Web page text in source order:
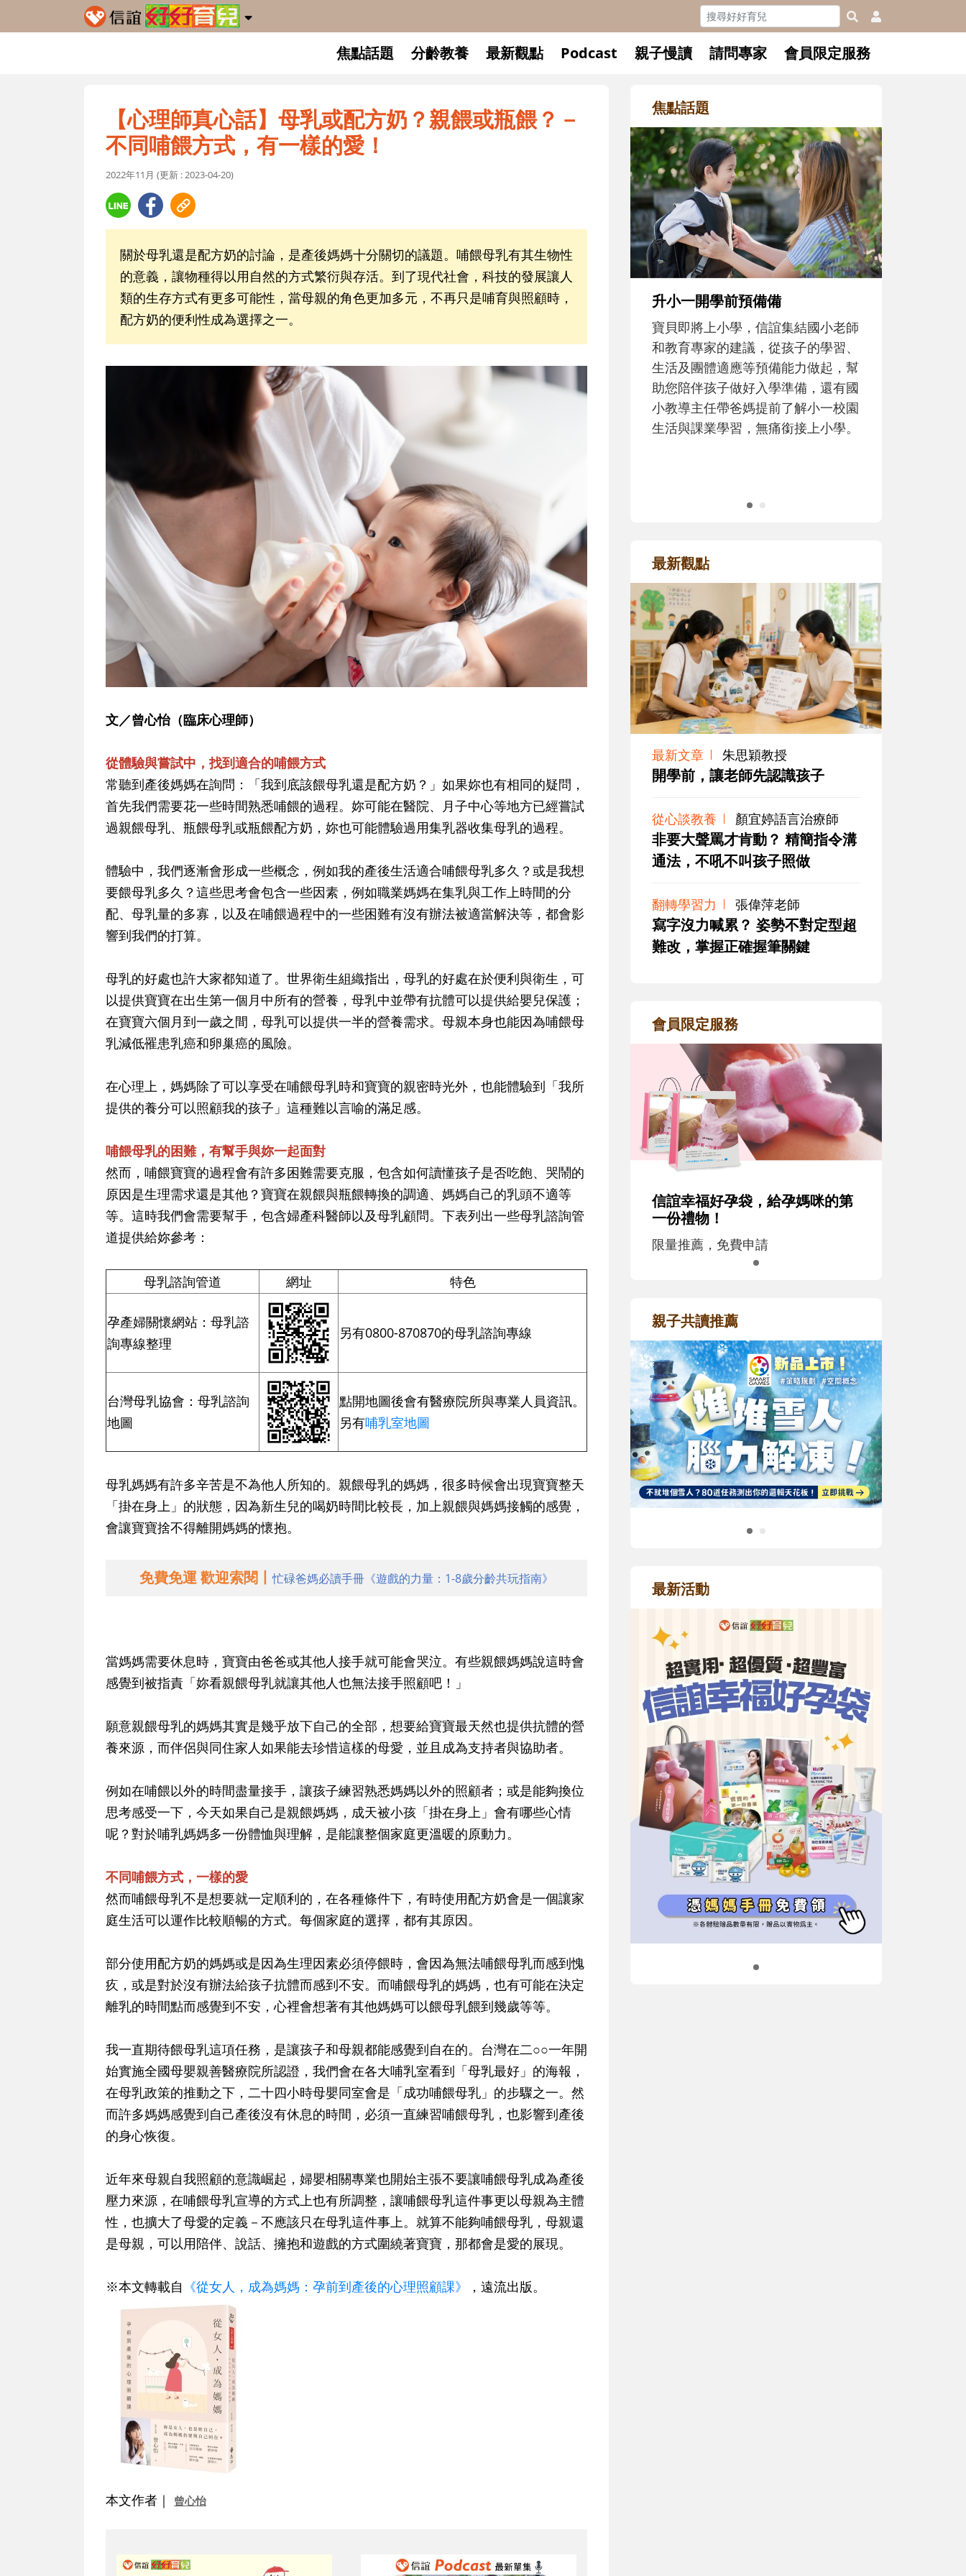
焦點話題 分齡教養 最新觀點 Podcast 親子慢讀 請問專家 會員限定服務
【心理師真心話】母乳或配方奶？親餵或瓶餵？－
不同哺餵方式，有一樣的愛！
2022年11月 (更新 : 2023-04-20)
關於母乳還是配方奶的討論，是產後媽媽十分關切的議題。哺餵母乳有其生物性
的意義，讓物種得以用自然的方式繁衍與存活。到了現代社會，科技的發展讓人
類的生存方式有更多可能性，當母親的角色更加多元，不再只是哺育與照顧時，
配方奶的便利性成為選擇之一。
文／曾心怡（臨床心理師）
從體驗與嘗試中，找到適合的哺餵方式
常聽到產後媽媽在詢問：「我到底該餵母乳還是配方奶？」如果妳也有相同的疑問，
首先我們需要花一些時間熟悉哺餵的過程。妳可能在醫院、月子中心等地方已經嘗試
過親餵母乳、瓶餵母乳或瓶餵配方奶，妳也可能體驗過用集乳器收集母乳的過程。
體驗中，我們逐漸會形成一些概念，例如我的產後生活適合哺餵母乳多久？或是我想
要餵母乳多久？這些思考會包含一些因素，例如職業媽媽在集乳與工作上時間的分
配、母乳量的多寡，以及在哺餵過程中的一些困難有沒有辦法被適當解決等，都會影
響到我們的打算。
母乳的好處也許大家都知道了。世界衛生組織指出，母乳的好處在於便利與衛生，可
以提供寶寶在出生第一個月中所有的營養，母乳中並帶有抗體可以提供給嬰兒保護；
在寶寶六個月到一歲之間，母乳可以提供一半的營養需求。母親本身也能因為哺餵母
乳減低罹患乳癌和卵巢癌的風險。
在心理上，媽媽除了可以享受在哺餵母乳時和寶寶的親密時光外，也能體驗到「我所
提供的養分可以照顧我的孩子」這種難以言喻的滿足感。
哺餵母乳的困難，有幫手與妳一起面對
然而，哺餵寶寶的過程會有許多困難需要克服，包含如何讀懂孩子是否吃飽、哭鬧的
原因是生理需求還是其他？寶寶在親餵與瓶餵轉換的調適、媽媽自己的乳頭不適等
等。這時我們會需要幫手，包含婦產科醫師以及母乳顧問。下表列出一些母乳諮詢管
道提供給妳參考：
母乳諮詢管道 網址 特色
孕產婦關懷網站：母乳諮
詢專線整理
另有0800-870870的母乳諮詢專線
台灣母乳協會：母乳諮詢
地圖
點開地圖後會有醫療院所與專業人員資訊。
另有哺乳室地圖
母乳媽媽有許多辛苦是不為他人所知的。親餵母乳的媽媽，很多時候會出現寶寶整天
「掛在身上」的狀態，因為新生兒的喝奶時間比較長，加上親餵與媽媽接觸的感覺，
會讓寶寶捨不得離開媽媽的懷抱。
免費免運 歡迎索閱丨忙碌爸媽必讀手冊《遊戲的力量：1-8歲分齡共玩指南》
當媽媽需要休息時，寶寶由爸爸或其他人接手就可能會哭泣。有些親餵媽媽說這時會
感覺到被指責「妳看親餵母乳就讓其他人也無法接手照顧吧！」
願意親餵母乳的媽媽其實是幾乎放下自己的全部，想要給寶寶最天然也提供抗體的營
養來源，而伴侶與同住家人如果能去珍惜這樣的母愛，並且成為支持者與協助者。
例如在哺餵以外的時間盡量接手，讓孩子練習熟悉媽媽以外的照顧者；或是能夠換位
思考感受一下，今天如果自己是親餵媽媽，成天被小孩「掛在身上」會有哪些心情
呢？對於哺乳媽媽多一份體恤與理解，是能讓整個家庭更溫暖的原動力。
不同哺餵方式，一樣的愛
然而哺餵母乳不是想要就一定順利的，在各種條件下，有時使用配方奶會是一個讓家
庭生活可以運作比較順暢的方式。每個家庭的選擇，都有其原因。
部分使用配方奶的媽媽或是因為生理因素必須停餵時，會因為無法哺餵母乳而感到愧
疚，或是對於沒有辦法給孩子抗體而感到不安。而哺餵母乳的媽媽，也有可能在決定
離乳的時間點而感覺到不安，心裡會想著有其他媽媽可以餵母乳餵到幾歲等等。
我一直期待餵母乳這項任務，是讓孩子和母親都能感覺到自在的。台灣在二○○一年開
始實施全國母嬰親善醫療院所認證，我們會在各大哺乳室看到「母乳最好」的海報，
在母乳政策的推動之下，二十四小時母嬰同室會是「成功哺餵母乳」的步驟之一。然
而許多媽媽感覺到自己產後沒有休息的時間，必須一直練習哺餵母乳，也影響到產後
的身心恢復。
近年來母親自我照顧的意識崛起，婦嬰相關專業也開始主張不要讓哺餵母乳成為產後
壓力來源，在哺餵母乳宣導的方式上也有所調整，讓哺餵母乳這件事更以母親為主體
性，也擴大了母愛的定義－不應該只在母乳這件事上。就算不能夠哺餵母乳，母親還
是母親，可以用陪伴、說話、擁抱和遊戲的方式圍繞著寶寶，那都會是愛的展現。
※本文轉載自 《從女人，成為媽媽：孕前到產後的心理照顧課》 ，遠流出版。
本文作者｜ 曾心怡
焦點話題
和孩子一起長大的那個男人│讀
懂父親的不同模樣
沒有人天生就擅長當爸爸！男人總是
在一次次「前所未有」的體驗中，跟
著孩子一起長大。從給予安全感的肢
體遊戲，到獨立自主、角色認同及解
決問題的能力養成。爸爸正嘗試用不
同的模樣，參與孩子每個重要的成長
歷程。
最新觀點
最新文章 朱思穎教授
開學前，讓老師先認識孩子
從心談教養 顏宜婷語言治療師
非要大聲罵才肯動？ 精簡指令溝
通法，不吼不叫孩子照做
翻轉學習力 張偉萍老師
寫字沒力喊累？ 姿勢不對定型超
難改，掌握正確握筆關鍵
會員限定服務
信誼幸福好孕袋，給孕媽咪的第
一份禮物！
限量推薦，免費申請
親子共讀推薦
最新活動